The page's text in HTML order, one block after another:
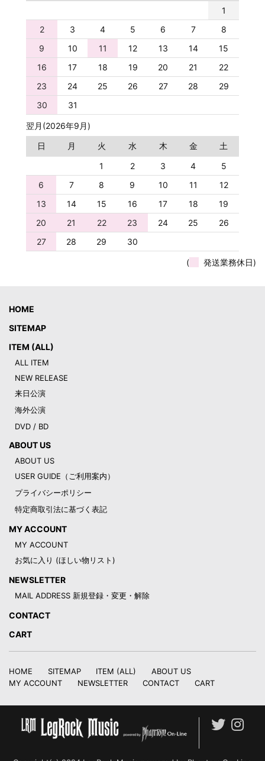
1
2
3 4 5 6 7
8
9
10 11 12 13 14
15
16
17 18 19 20 21
22
23
24 25 26 27 28
29
30
31
翌月(2026年9月)
日
月 火 水 木 金
土
1
2 3 4
5
6
7 8 9 10 11
12
13
14 15 16 17 18
19
20
21 22 23 24 25
26
27
28 29 30
( 発送業務休日)
HOME
SITEMAP
ITEM (ALL)
ALL ITEM
NEW RELEASE
来日公演
海外公演
DVD / BD
ABOUT US
ABOUT US
USER GUIDE（ご利用案内）
プライバシーポリシー
特定商取引法に基づく表記
MY ACCOUNT
MY ACCOUNT
お気に入り (ほしい物リスト)
NEWSLETTER
MAIL ADDRESS 新規登録・変更・解除
CONTACT
CART
HOME SITEMAP ITEM (ALL)
ABOUT US
MY ACCOUNT
NEWSLETTER CONTACT CART